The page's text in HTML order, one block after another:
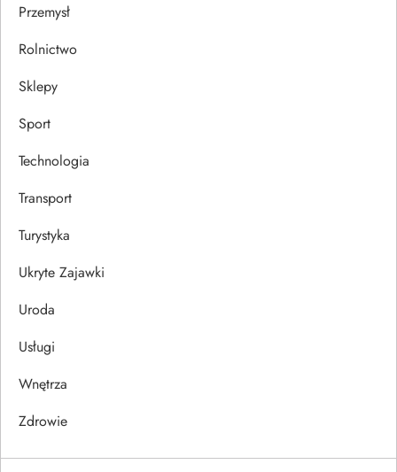
Przemysł
Rolnictwo
Sklepy
Sport
Technologia
Transport
Turystyka
Ukryte Zajawki
Uroda
Usługi
Wnętrza
Zdrowie